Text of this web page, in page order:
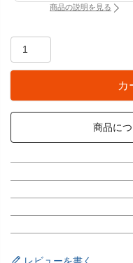
商品の説明を見る
：壁掛け時計
カ
商品に
レビューを書く